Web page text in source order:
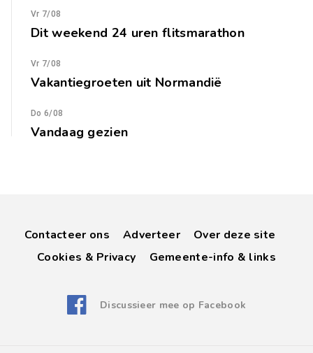
Vr 7/08
Dit weekend 24 uren flitsmarathon
Vr 7/08
Vakantiegroeten uit Normandië
Do 6/08
Vandaag gezien
Contacteer ons Adverteer
Over deze site
Cookies & Privacy
Gemeente-info & links
Discussieer mee op Facebook